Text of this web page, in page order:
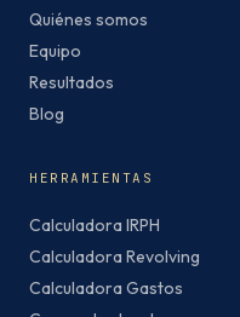
Quiénes somos
Equipo
Resultados
Blog
HERRAMIENTAS
Calculadora IRPH
Calculadora Revolving
Calculadora Gastos